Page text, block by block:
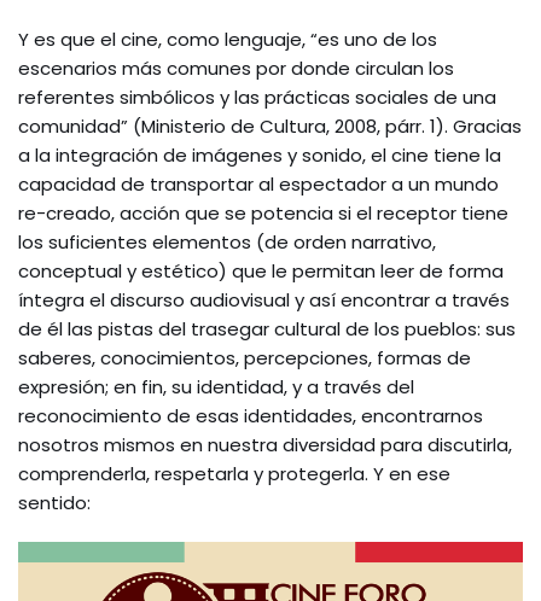
Y es que el cine, como lenguaje, “es uno de los
escenarios más comunes por donde circulan los
referentes simbólicos y las prácticas sociales de una
comunidad” (Ministerio de Cultura, 2008, párr. 1). Gracias
a la integración de imágenes y sonido, el cine tiene la
capacidad de transportar al espectador a un mundo
re-creado, acción que se potencia si el receptor tiene
los suficientes elementos (de orden narrativo,
conceptual y estético) que le permitan leer de forma
íntegra el discurso audiovisual y así encontrar a través
de él las pistas del trasegar cultural de los pueblos: sus
saberes, conocimientos, percepciones, formas de
expresión; en fin, su identidad, y a través del
reconocimiento de esas identidades, encontrarnos
nosotros mismos en nuestra diversidad para discutirla,
comprenderla, respetarla y protegerla. Y en ese
sentido: